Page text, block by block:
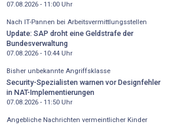
07.08.2026 - 11:00Uhr
Nach IT-Pannen bei Arbeitsvermittlungsstellen
Update: SAP droht eine Geldstrafe der
Bundesverwaltung
07.08.2026 - 10:44Uhr
Bisher unbekannte Angriffsklasse
Security-Spezialisten warnen vor Designfehler
in NAT-Implementierungen
07.08.2026 - 11:50Uhr
Angebliche Nachrichten vermeintlicher Kinder